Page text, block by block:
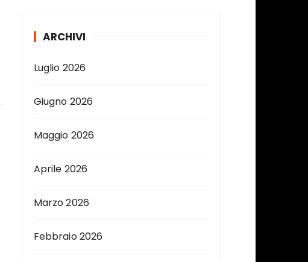
ARCHIVI
Luglio 2026
Giugno 2026
Maggio 2026
Aprile 2026
Marzo 2026
Febbraio 2026